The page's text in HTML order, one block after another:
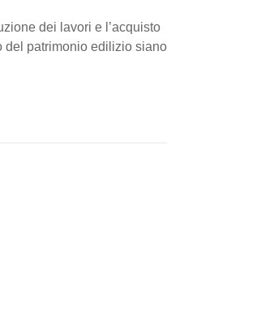
dei lavori e l’acquisto
del patrimonio edilizio siano